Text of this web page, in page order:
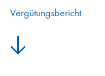
Vergütungs­bericht